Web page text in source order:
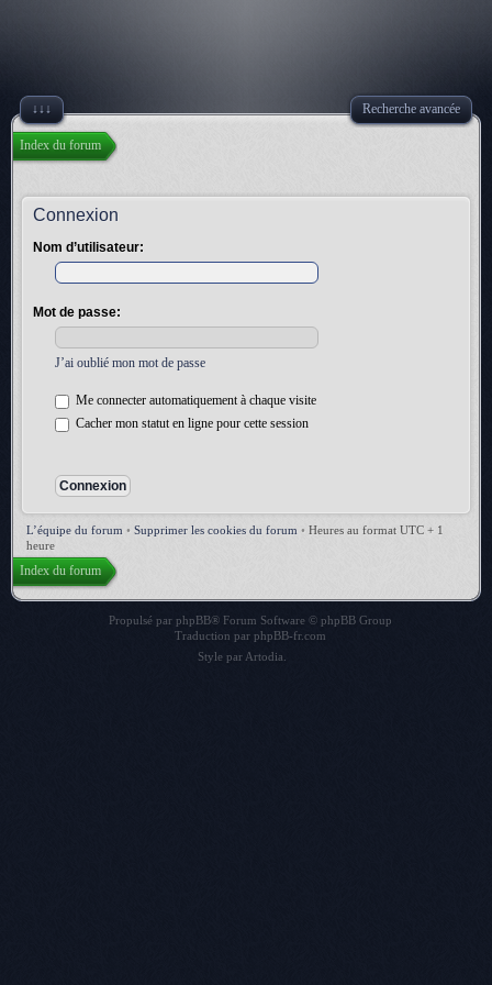
↓↓↓ Recherche avancée
Index du forum
Connexion
Nom d’utilisateur:
Mot de passe:
J’ai oublié mon mot de passe
Me connecter automatiquement à chaque visite
Cacher mon statut en ligne pour cette session
L’équipe du forum • Supprimer les cookies du forum • Heures au format UTC + 1
heure
Index du forum
Propulsé par phpBB® Forum Software © phpBB Group
Traduction par phpBB-fr.com
Style par Artodia